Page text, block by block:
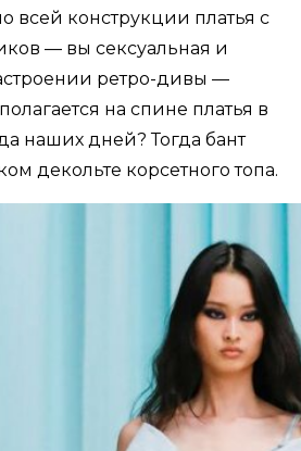
всей конструкции платья с
— вы сексуальная и
ретро-дивы —
на спине платья в
наших дней? Тогда бант
декольте корсетного топа.